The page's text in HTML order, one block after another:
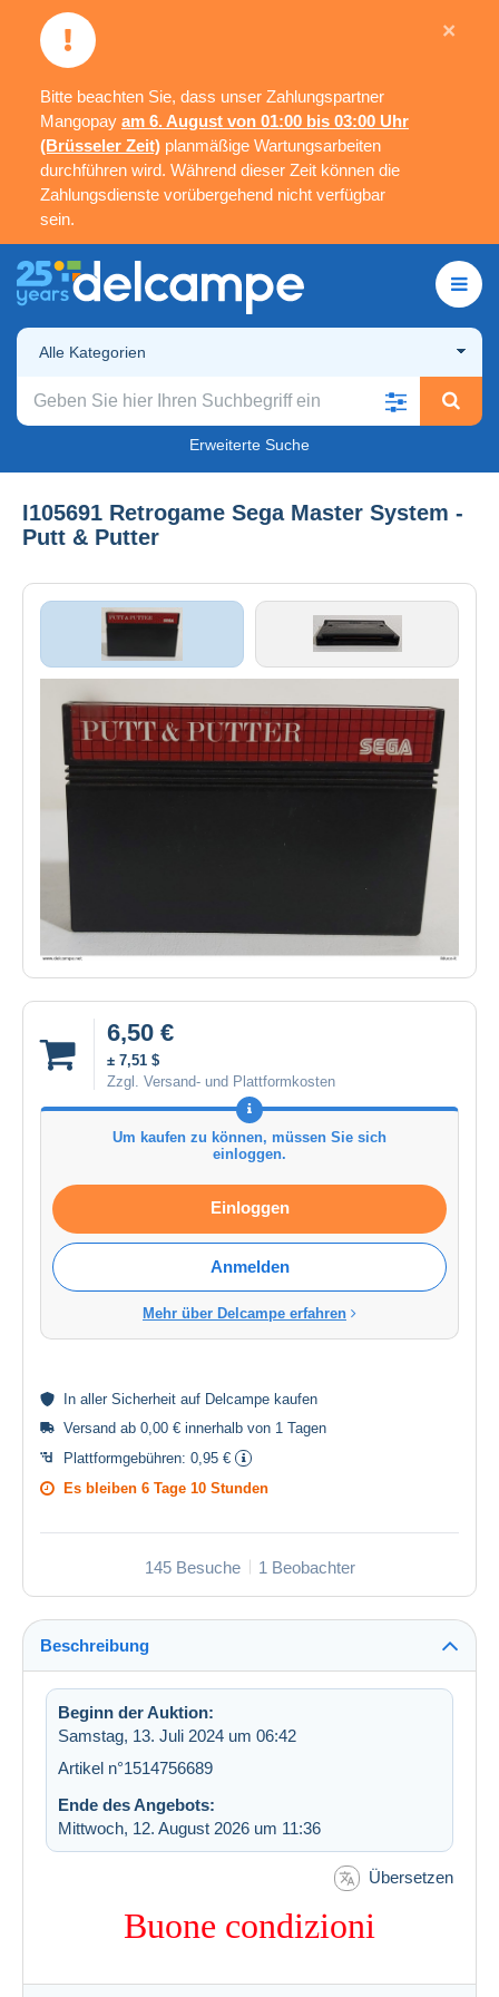
Bitte beachten Sie, dass unser Zahlungspartner
Mangopay am 6. August von 01:00 bis 03:00 Uhr
(Brüsseler Zeit) planmäßige Wartungsarbeiten
durchführen wird. Während dieser Zeit können die
Zahlungsdienste vorübergehend nicht verfügbar
sein.
×
Alle Kategorien
Erweiterte Suche
I105691 Retrogame Sega Master System -
Putt & Putter
6,50 €
± 7,51 $
Zzgl. Versand- und Plattformkosten
Um kaufen zu können, müssen Sie sich
einloggen.
Einloggen
Anmelden
Mehr über Delcampe erfahren
In aller Sicherheit auf Delcampe kaufen
Versand ab 0,00 € innerhalb von 1 Tagen
Plattformgebühren: 0,95 €
Es bleiben 6 Tage 10 Stunden
145 Besuche 1 Beobachter
Beschreibung
Beginn der Auktion:
Samstag, 13. Juli 2024 um 06:42
Artikel n°1514756689
Ende des Angebots:
Mittwoch, 12. August 2026 um 11:36
Übersetzen
Buone condizioni